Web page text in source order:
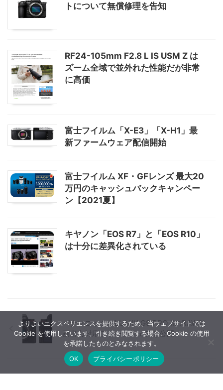
トについて無償修理を告知
RF24-105mm F2.8 L IS USM Z は
ズーム全域で並外れた性能だが非常
に高価
富士フイルム「X-E3」「X-H1」最
新ファームウェア配信開始
富士フイルム XF・GFレンズ 最大20
万円のキャッシュバックキャンペー
ン【2021夏】
キヤノン「EOS R7」と「EOS R10」
は十分に差異化されている
パナソニックがLUMIX G9 PRO IIのRAW動
画出力対応ファームウェアを公開
よりよいエクスペリエンスを提供するため、当ウェブサイトでは
Cookie を使用しています。引き続き閲覧する場合、Cookie の使用
を承諾したものとみなされます。
OK
プライバシーポリシー